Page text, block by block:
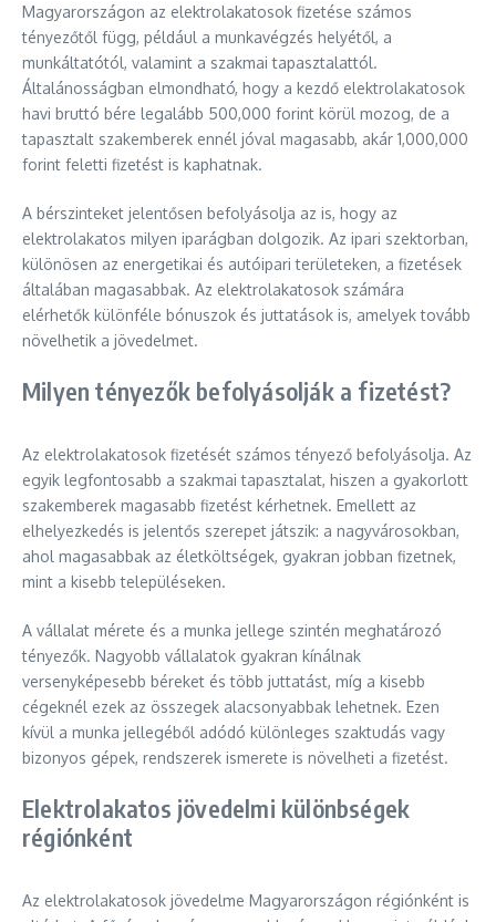
Magyarországon az elektrolakatosok fizetése számos
tényezőtől függ, például a munkavégzés helyétől, a
munkáltatótól, valamint a szakmai tapasztalattól.
Általánosságban elmondható, hogy a kezdő elektrolakatosok
havi bruttó bére legalább 500,000 forint körül mozog, de a
tapasztalt szakemberek ennél jóval magasabb, akár 1,000,000
forint feletti fizetést is kaphatnak.
A bérszinteket jelentősen befolyásolja az is, hogy az
elektrolakatos milyen iparágban dolgozik. Az ipari szektorban,
különösen az energetikai és autóipari területeken, a fizetések
általában magasabbak. Az elektrolakatosok számára
elérhetők különféle bónuszok és juttatások is, amelyek tovább
növelhetik a jövedelmet.
Milyen tényezők befolyásolják a fizetést?
Az elektrolakatosok fizetését számos tényező befolyásolja. Az
egyik legfontosabb a szakmai tapasztalat, hiszen a gyakorlott
szakemberek magasabb fizetést kérhetnek. Emellett az
elhelyezkedés is jelentős szerepet játszik: a nagyvárosokban,
ahol magasabbak az életköltségek, gyakran jobban fizetnek,
mint a kisebb településeken.
A vállalat mérete és a munka jellege szintén meghatározó
tényezők. Nagyobb vállalatok gyakran kínálnak
versenyképesebb béreket és több juttatást, míg a kisebb
cégeknél ezek az összegek alacsonyabbak lehetnek. Ezen
kívül a munka jellegéből adódó különleges szaktudás vagy
bizonyos gépek, rendszerek ismerete is növelheti a fizetést.
Elektrolakatos jövedelmi különbségek
régiónként
Az elektrolakatosok jövedelme Magyarországon régiónként is